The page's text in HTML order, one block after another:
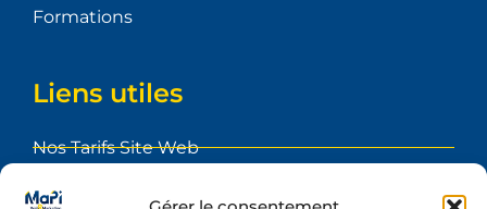
Formations
Liens utiles
Nos Tarifs Site Web
Foire aux Questions